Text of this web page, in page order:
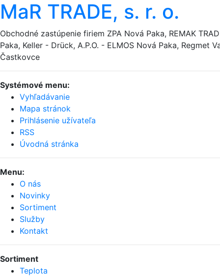
MaR TRADE, s. r. o.
Obchodné zastúpenie firiem ZPA Nová Paka, REMAK
Paka, Keller - Drück, A.P.O. - ELMOS Nová Paka, Regmet
Častkovce
Systémové menu:
Vyhľadávanie
Mapa stránok
Prihlásenie užívateľa
RSS
Úvodná stránka
Menu:
O nás
Novinky
Sortiment
Služby
Kontakt
Sortiment
Teplota